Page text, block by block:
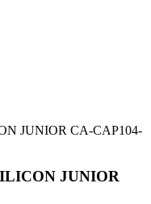
JUNIOR